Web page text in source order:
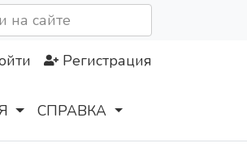
Регистрация
СПРАВКА